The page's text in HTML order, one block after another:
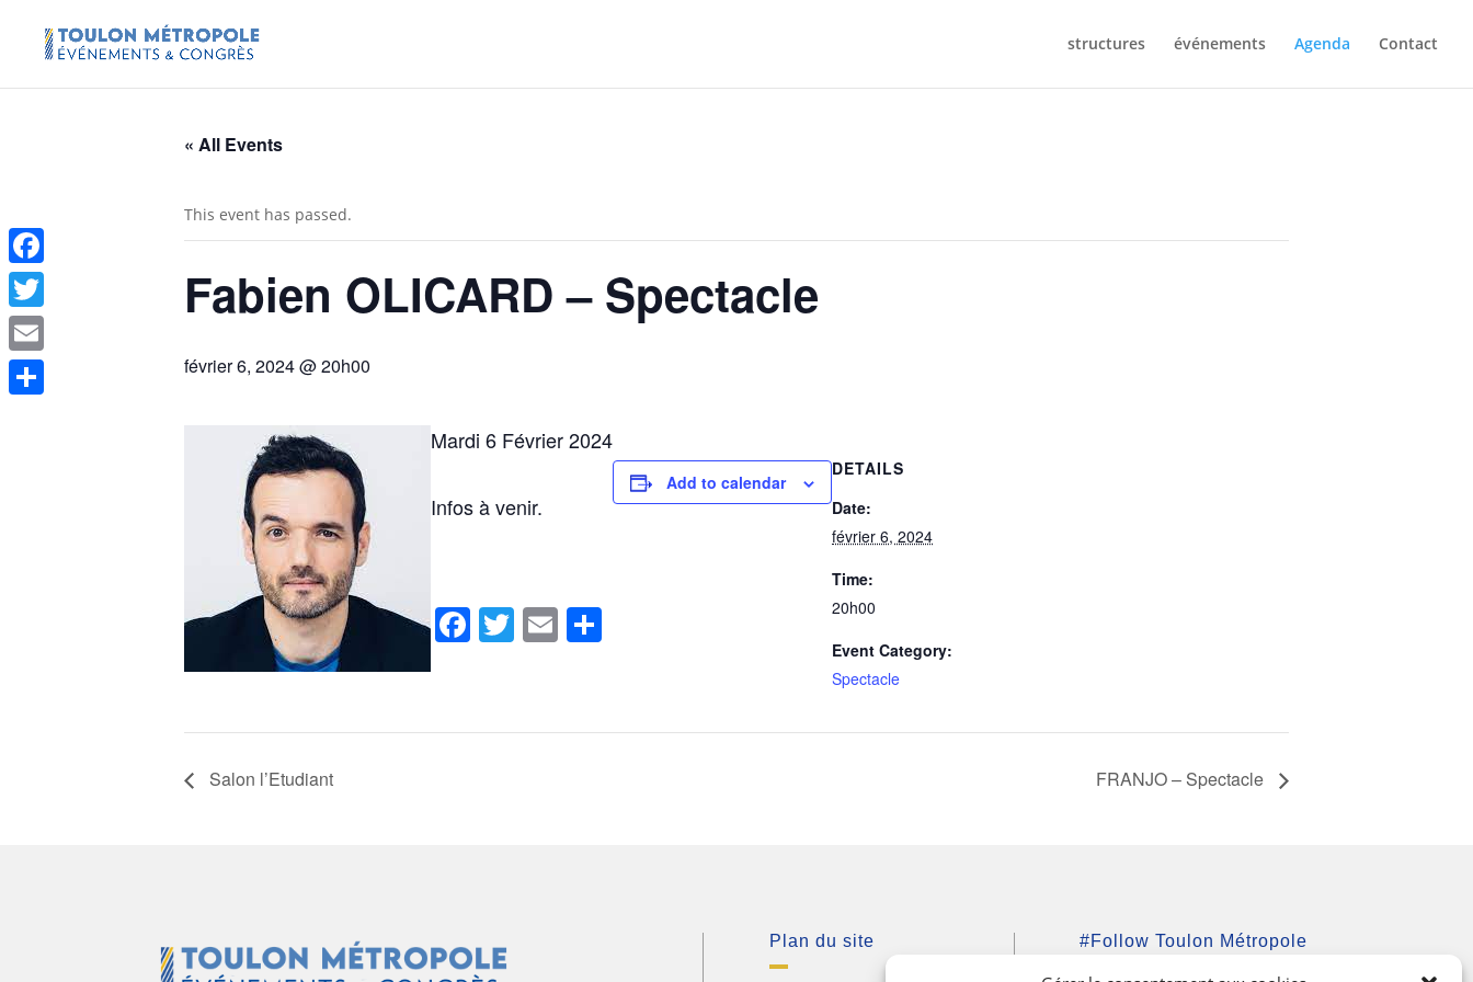
structures événements Agenda Contact
« All Events
This event has passed.
Fabien OLICARD – Spectacle
février 6, 2024 @ 20h00
Mardi 6 Février 2024
Infos à venir.
Facebook
Twitter
Email
Add to calendar
DETAILS
Date:
février 6, 2024
Time:
20h00
Event Category:
Spectacle
Salon l’Etudiant FRANJO – Spectacle
Plan du site #Follow Toulon Métropole
Facebook
Twitter
Email